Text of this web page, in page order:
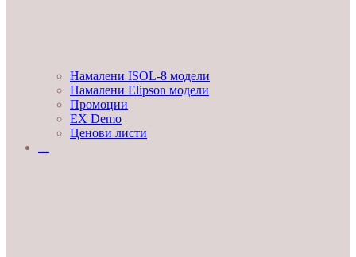
Намалени ISOL-8 модели
Намалени Elipson модели
Промоции
EX Demo
Ценови листи